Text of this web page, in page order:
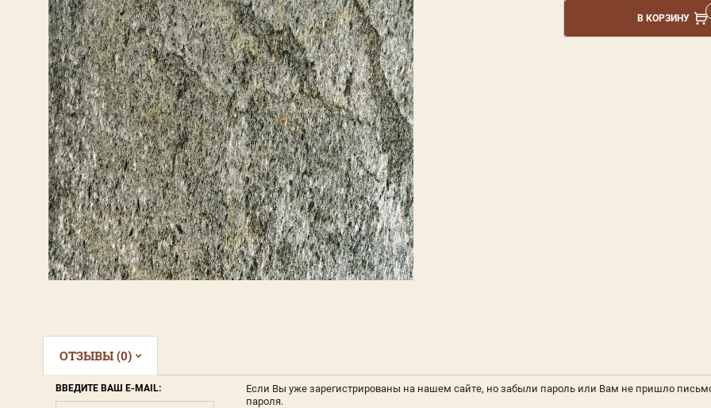
В КОРЗИНУ
ОТЗЫВЫ (0)
ВВЕДИТЕ ВАШ E-MAIL:
Если Вы уже зарегистрированы на нашем сайте, но забыли пароль или Вам не пришло
пароля.